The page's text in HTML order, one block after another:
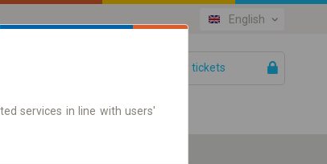
English
Your tickets
services in line with users'